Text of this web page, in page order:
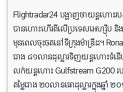
Flightradar24 បង្ហាញថាយន្តហោះរ
បានហោះហើរពីលើប្រទេសអេហ្ស៊ីប និង
មុនពេលចុះចតនៅទីក្រុងម៉ាឌ្រីដ។
ជាង ៨១លានដុល្លារទិញយន្តហោះទំនើប
លក់យន្តហោះ Gulfstream G200
តម្លៃជាង ២០លានផោដុល្លារក្នុងឆ្នាំ